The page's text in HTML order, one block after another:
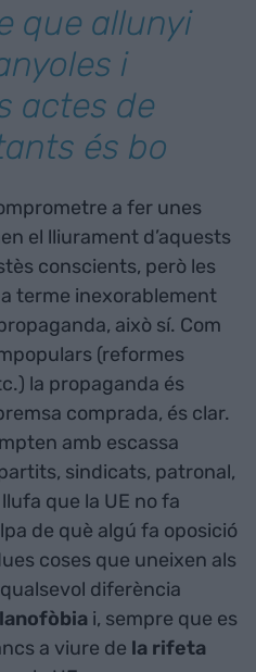
que allunyi
i
actes de
és bo
a fer unes
el lliurament d’aquests
conscients, però les
terme inexorablement
això sí. Com
(reformes
la propaganda és
comprada, és clar.
amb escassa
sindicats, patronal,
que la UE no fa
de què algú fa oposició
coses que uneixen als
diferència
i, sempre que es
a viure de la rifeta